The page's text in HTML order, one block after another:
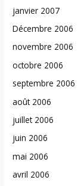
janvier 2007
Décembre 2006
novembre 2006
octobre 2006
septembre 2006
août 2006
juillet 2006
juin 2006
mai 2006
avril 2006